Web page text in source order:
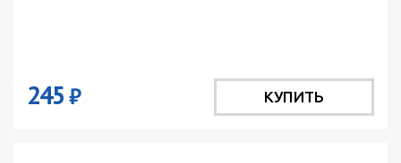
245₽ КУПИТЬ